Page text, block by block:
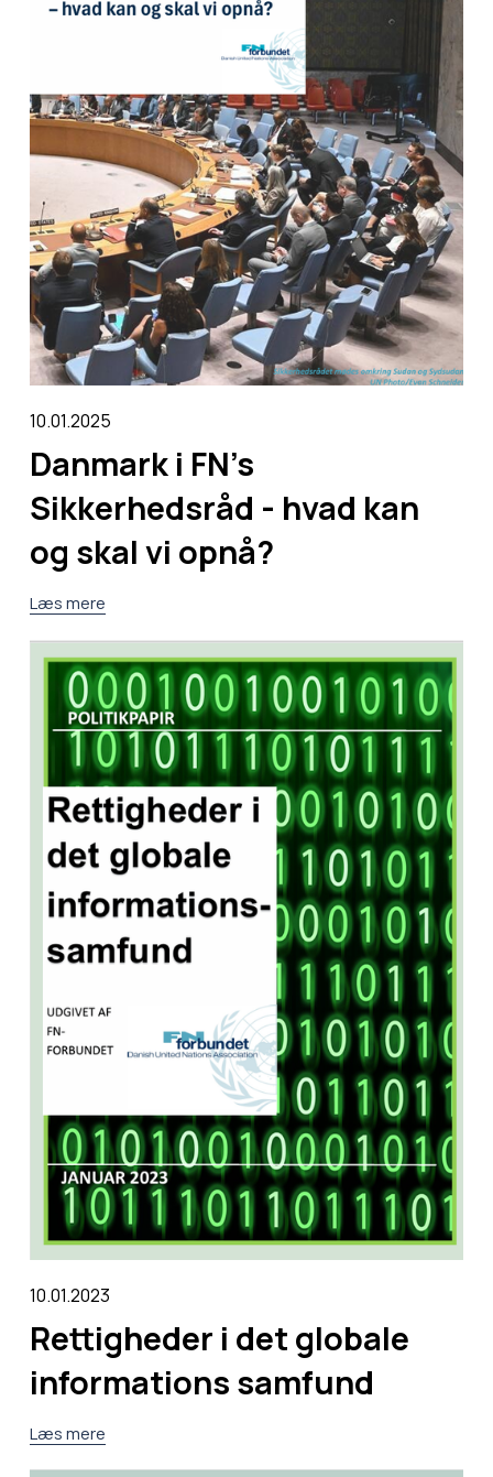
10.01.2025
Danmark i FN’s
Sikkerhedsråd - hvad kan
og skal vi opnå?
Læs mere
10.01.2023
Rettigheder i det globale
informations samfund
Læs mere